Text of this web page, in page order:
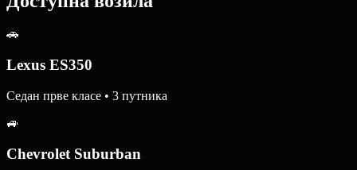
🚗
Lexus ES350
Седан прве класе • 3 путника
🚙
Chevrolet Suburban